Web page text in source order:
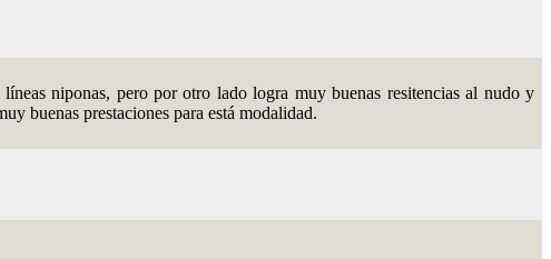
niponas, pero por otro lado logra muy buenas resitencias al nudo y
buenas prestaciones para está modalidad.